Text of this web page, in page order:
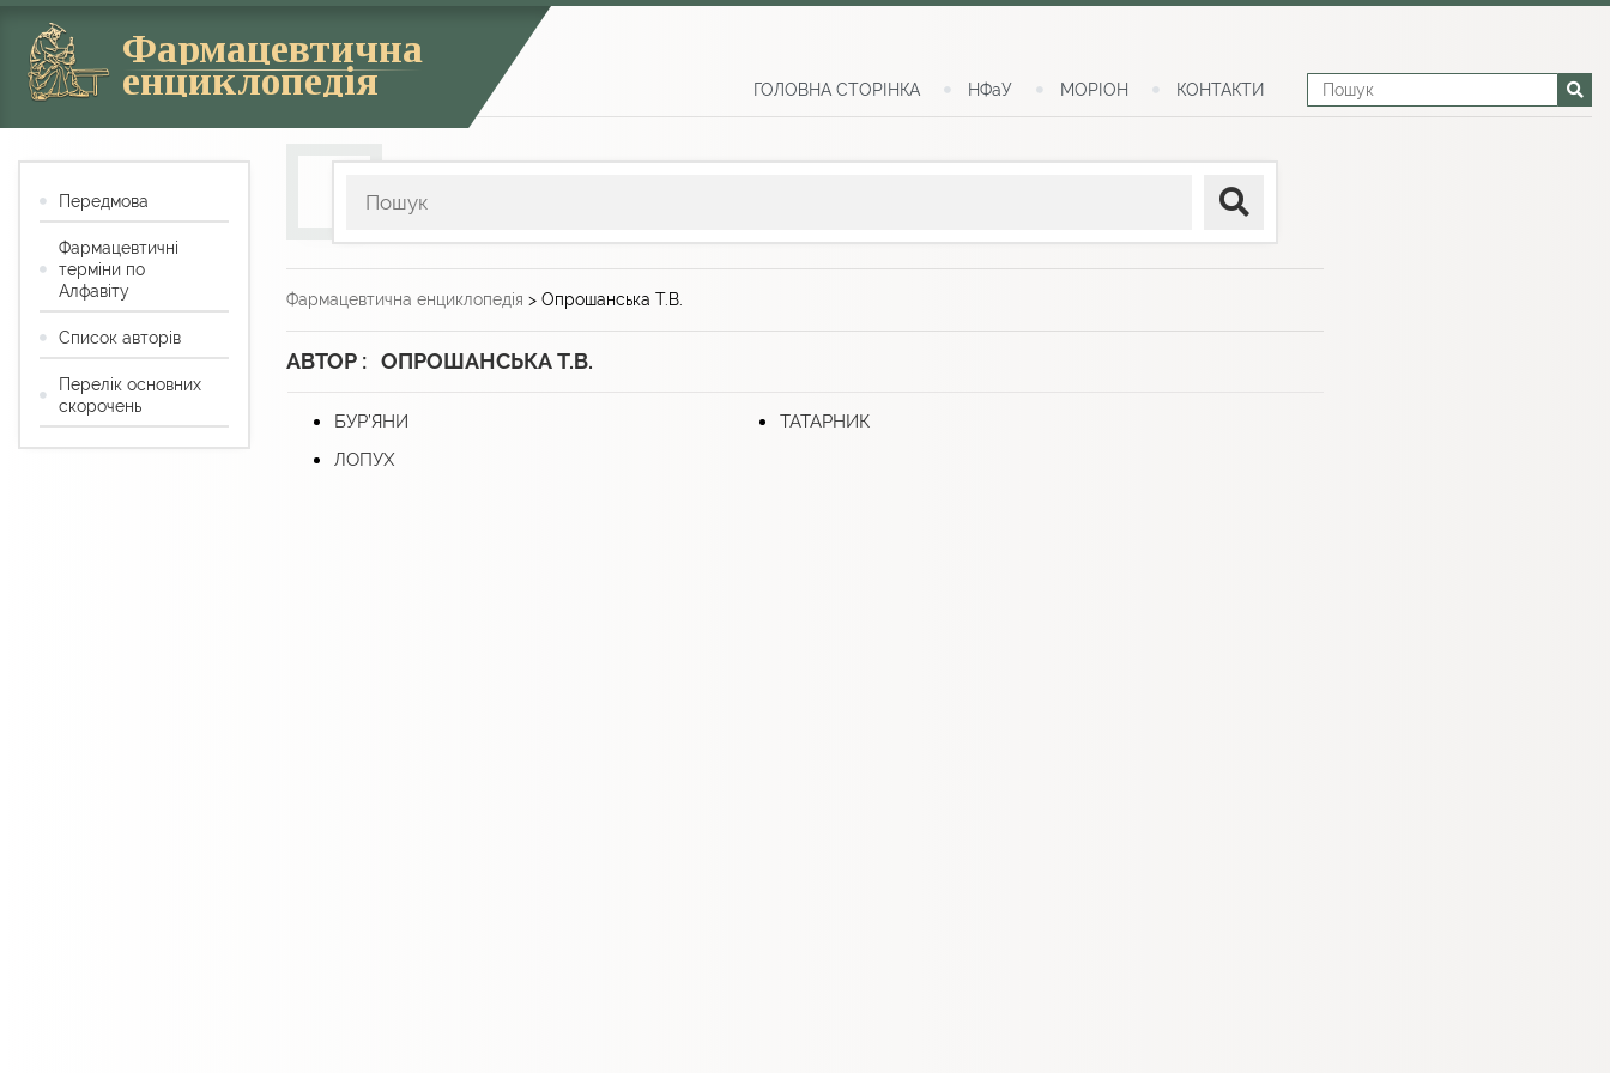
Фармацевтична
енциклопедія ГОЛОВНА СТОРІНКА НФаУ МОРІОН КОНТАКТИ
Фармацевтична енциклопедія > Опрошанська Т.В.
АВТОР : ОПРОШАНСЬКА Т.В.
БУР’ЯНИ
ЛОПУХ
ТАТАРНИК
Передмова
Фармацевтичні
терміни по
Алфавіту
Список авторів
Перелік основних
скорочень